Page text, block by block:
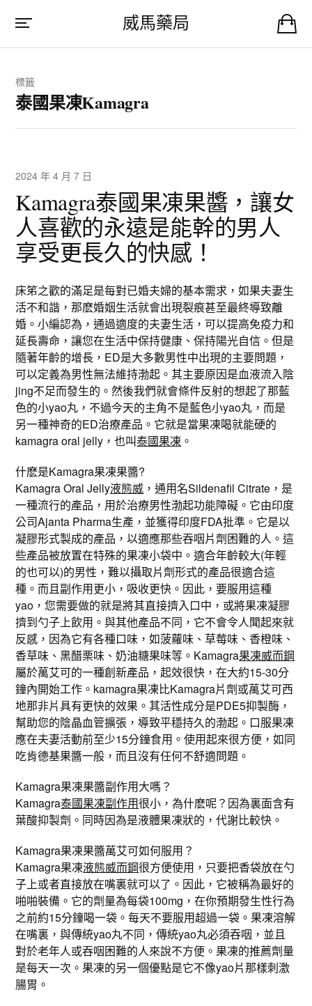
威馬藥局
標籤
泰國果凍Kamagra
2024 年 4 月 7 日
Kamagra泰國果凍果醬，讓女
人喜歡的永遠是能幹的男人
享受更長久的快感！
床笫之歡的滿足是每對已婚夫婦的基本需求，如果夫妻生
活不和諧，那麽婚姻生活就會出現裂痕甚至最終導致離
婚。小編認為，通過適度的夫妻生活，可以提高免疫力和
延長壽命，讓您在生活中保持健康、保持陽光自信。但是
隨著年齡的增長，ED是大多數男性中出現的主要問題，
可以定義為男性無法維持渤起。其主要原因是血液流入陰
jing不足而發生的。然後我們就會條件反射的想起了那藍
色的小yao丸，不過今天的主角不是藍色小yao丸，而是
另一種神奇的ED治療產品。它就是當果凍喝就能硬的
kamagra oral jelly，也叫泰國果凍 。
什麽是Kamagra果凍果醬?
Kamagra Oral Jelly液態威 ，通用名Sildenafil Citrate，是
一種流行的產品，用於治療男性渤起功能障礙。它由印度
公司Ajanta Pharma生產，並獲得印度FDA批準。它是以
凝膠形式製成的產品，以適應那些吞咽片劑困難的人。這
些產品被放置在特殊的果凍小袋中。適合年齡較大(年輕
的也可以)的男性，難以攝取片劑形式的產品很適合這
種。而且副作用更小，吸收更快。因此，要服用這種
yao，您需要做的就是將其直接擠入口中，或將果凍凝膠
擠到勺子上飲用。與其他產品不同，它不會令人聞起來就
反感，因為它有各種口味，如菠蘿味、草莓味、香橙味、
香草味、黑醋栗味、奶油糖果味等。Kamagra果凍威而鋼
屬於萬艾可的一種創新產品，起效很快，在大約15-30分
鐘內開始工作。kamagra果凍比Kamagra片劑或萬艾可西
地那非片具有更快的效果。其活性成分是PDE5抑製酶，
幫助您的陰晶血管擴張，導致平穩持久的渤起。口服果凍
應在夫妻活動前至少15分鐘食用。使用起來很方便，如同
吃肯德基果醬一般，而且沒有任何不舒適問題。
Kamagra果凍果醬副作用大嗎？
Kamagra泰國果凍副作用很小，為什麽呢？因為裏面含有
葉酸抑製劑。同時因為是液體果凍狀的，代謝比較快。
Kamagra果凍果醬萬艾可如何服用？
Kamagra果凍液態威而鋼很方便使用，只要把香袋放在勺
子上或者直接放在嘴裏就可以了。因此，它被稱為最好的
啪啪裝備。它的劑量為每袋100mg，在你預期發生性行為
之前約15分鐘喝一袋。每天不要服用超過一袋。果凍溶解
在嘴裏，與傳統yao丸不同，傳統yao丸必須吞咽，並且
對於老年人或吞咽困難的人來說不方便。果凍的推薦劑量
是每天一次。果凍的另一個優點是它不像yao片那樣刺激
腸胃。